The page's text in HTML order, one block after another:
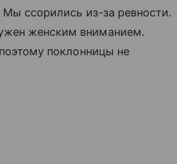
Мы ссорились из-за ревности.
женским вниманием.
поклонницы не